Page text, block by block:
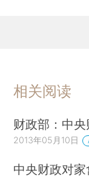
相关阅读
财政部：中
2013年05月10日
中央财政对